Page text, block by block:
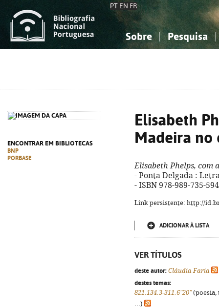
PT EN FR
Sobre Pesquisa
ENCONTRAR EM BIBLIOTECAS
BNP
PORBASE
Elisabeth
Madeira no
Elisabeth Phelps, com
- Ponta Delgada :
- ISBN 978-989-735-
Link persistente: http://
ADICIONAR À LISTA
VER TÍTULOS
deste autor: Cláudia Faria
destes temas:
821.134.3-311.6"20"(poesia,
...)